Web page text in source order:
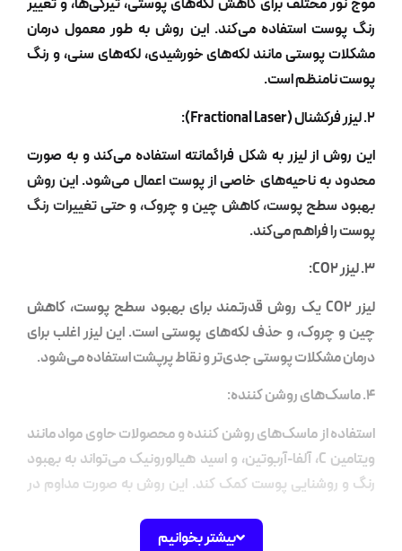
نور مختلف برای کاهش لکه‌های پوستی، تیرگی‌ها، و تغییر
پوست استفاده می‌کند. این روش به طور معمول درمان
پوستی مانند لکه‌های خورشیدی، لکه‌های سنی، و رنگ
نامنظم است.
روش از لیزر به شکل فراگمانته استفاده می‌کند و به صورت
به ناحیه‌های خاصی از پوست اعمال می‌شود. این روش
سطح پوست، کاهش چین و چروک، و حتی تغییرات رنگ
را فراهم می‌کند.
لیزر CO2 یک روش قدرتمند برای بهبود سطح پوست، کاهش
و چروک، و حذف لکه‌های پوستی است. این لیزر اغلب برای
مشکلات پوستی جدی‌تر و نقاط پرپشت استفاده می‌شود.
از ماسک‌های روشن کننده و محصولات حاوی مواد مانند
ویتامین C، آلفا-آربوتین، و اسید هیالورونیک می‌تواند به بهبود
و روشنایی پوست کمک کند. این روش به صورت مداوم در
بیشتر بخوانیم